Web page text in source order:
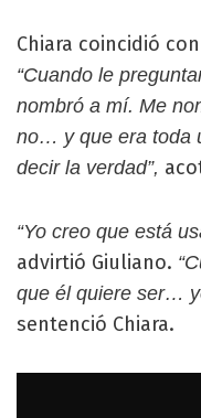
Chiara coincidió
“Cuando le
nombró a mí. Me
no… y que era toda
decir la verdad”,
“Yo creo que está
advirtió Giuliano.
que él quiere ser…
sentenció Chiara.